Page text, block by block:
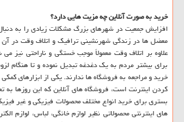
خرید به صورت آنلاین چه مزیت هایی دارد؟
افزایش جمعیت در شهرهای بزرگ مشکلات زیادی را به
معضل ها در زندگی شهرنشینی ترافیک و اتلاف وقت در آن
علاوه بر اتلاف وقت معمولاً موجب خستگی و ناراحتی نیز
برای بیشتر مردم به یک دغدغه تبدیل نموده و تا هنگام
خرید و مراجعه به فروشگاه ها ندارند. یکی از ابزارهای
کردن اینترنت است، فروشگاه های آنلاین که این روزها به
بستری برای خرید انواع مختلف محصولات فیزیکی و غیر
های اینترنتی محصولاتی نظیر لوازم خانگی، لباس، لوازم